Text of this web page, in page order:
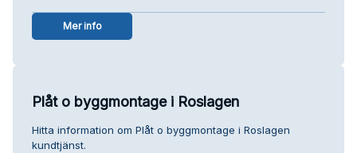
Mer info
Plåt o byggmontage i Roslagen
Hitta information om Plåt o byggmontage i Roslagen
kundtjänst.